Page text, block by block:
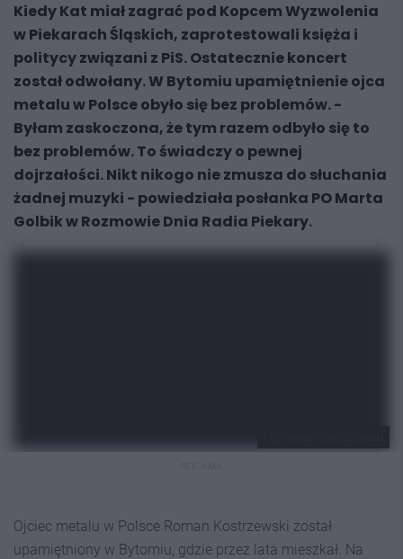
Kiedy Kat miał zagrać pod Kopcem Wyzwolenia
w Piekarach Śląskich, zaprotestowali księża i
politycy związani z PiS. Ostatecznie koncert
został odwołany. W Bytomiu upamiętnienie ojca
metalu w Polsce obyło się bez problemów. -
Byłam zaskoczona, że tym razem odbyło się to
bez problemów. To świadczy o pewnej
dojrzałości. Nikt nikogo nie zmusza do słuchania
żadnej muzyki - powiedziała posłanka PO Marta
Golbik w Rozmowie Dnia Radia Piekary.
Ojciec metalu w Polsce Roman Kostrzewski został
upamiętniony w Bytomiu, gdzie przez lata mieszkał. Na